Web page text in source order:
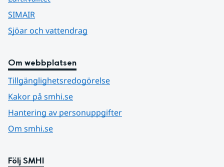
SIMAIR
Sjöar och vattendrag
Om webbplatsen
Tillgänglighetsredogörelse
Kakor på smhi.se
Hantering av personuppgifter
Om smhi.se
Följ SMHI